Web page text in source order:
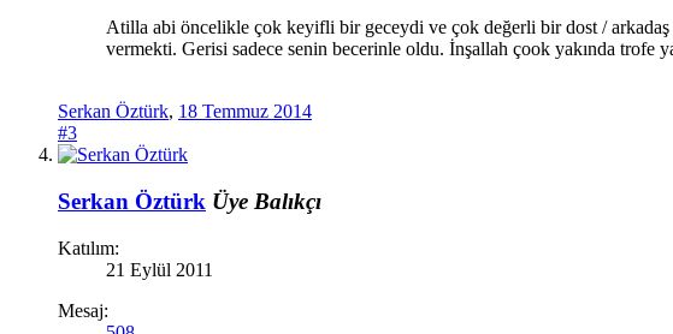
Atilla abi öncelikle çok keyifli bir geceydi ve çok değerli bir dost / arkadaş
vermekti. Gerisi sadece senin becerinle oldu. İnşallah çook yakında trofe
Serkan Öztürk, 18 Temmuz 2014
#3
Serkan Öztürk Üye Balıkçı
Katılım:
21 Eylül 2011
Mesaj: